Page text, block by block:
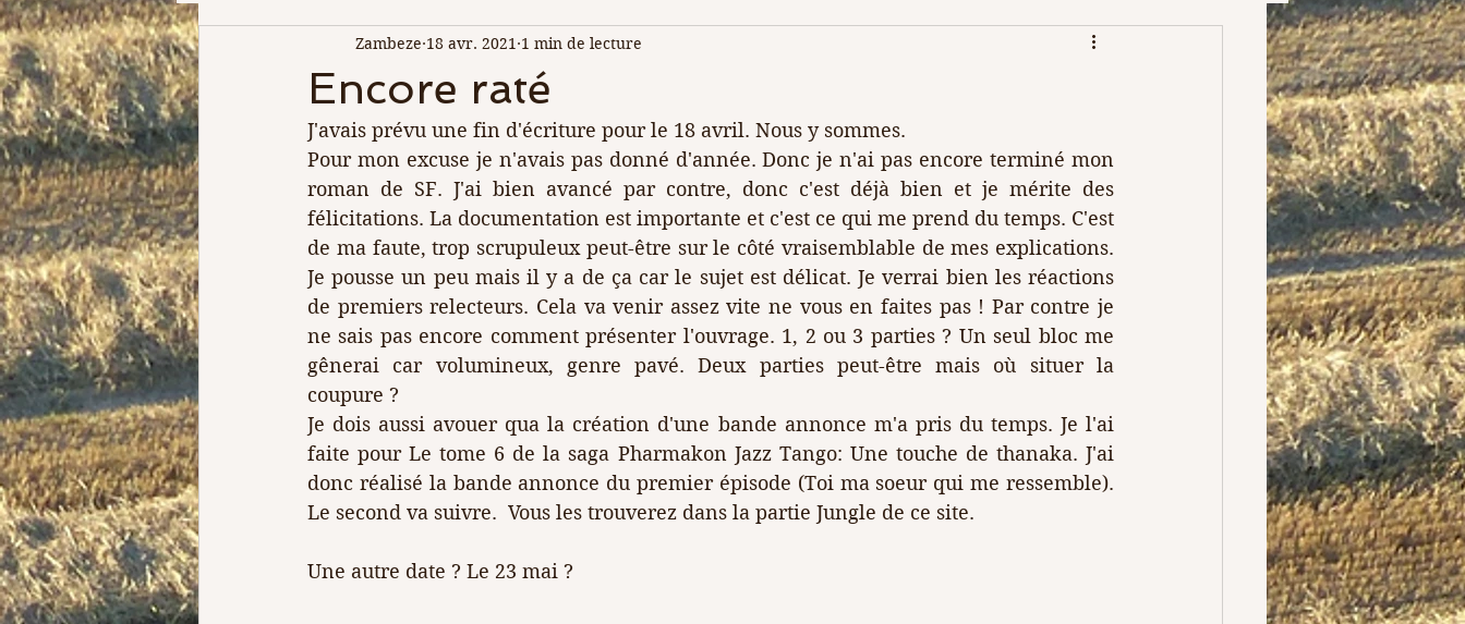
Encore raté
Zambeze 18 avr. 2021 1 min de lecture
J'avais prévu une fin d'écriture pour le 18 avril. Nous y sommes.
Pour mon excuse je n'avais pas donné d'année. Donc je n'ai pas encore terminé mon
roman de SF. J'ai bien avancé par contre, donc c'est déjà bien et je mérite des
félicitations. La documentation est importante et c'est ce qui me prend du temps. C'est
de ma faute, trop scrupuleux peut-être sur le côté vraisemblable de mes explications.
Je pousse un peu mais il y a de ça car le sujet est délicat. Je verrai bien les réactions
de premiers relecteurs. Cela va venir assez vite ne vous en faites pas ! Par contre je
ne sais pas encore comment présenter l'ouvrage. 1, 2 ou 3 parties ? Un seul bloc me
gênerai car volumineux, genre pavé. Deux parties peut-être mais où situer la
coupure ?
Je dois aussi avouer qua la création d'une bande annonce m'a pris du temps. Je l'ai
faite pour Le tome 6 de la saga Pharmakon Jazz Tango: Une touche de thanaka. J'ai
donc réalisé la bande annonce du premier épisode (Toi ma soeur qui me ressemble).
Le second va suivre.  Vous les trouverez dans la partie Jungle de ce site.
Une autre date ? Le 23 mai ?